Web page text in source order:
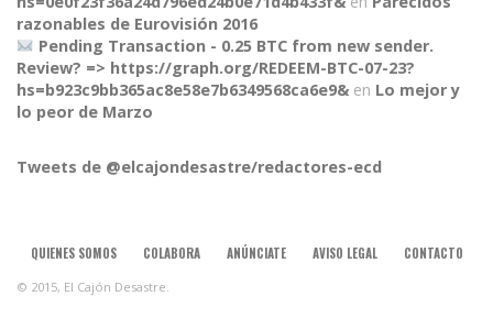
CONNECT
razonables de Eurovisión 2016
Pending Transaction - 0.25 BTC from new sender.
Review? => https://graph.org/REDEEM-BTC-07-23?
hs=b923c9bb365ac8e58e7b6349568ca6e9& en Lo mejor y
lo peor de Marzo
Tweets de @elcajondesastre/redactores-ecd
QUIENES SOMOS COLABORA ANÚNCIATE AVISO LEGAL CONTACTO
© 2015, El Cajón Desastre.